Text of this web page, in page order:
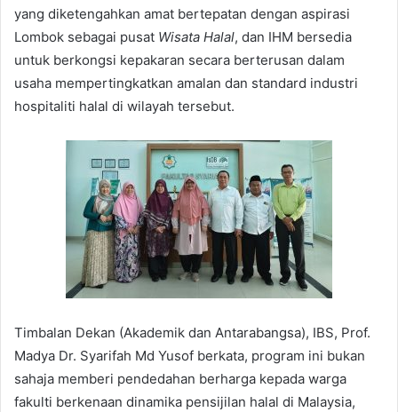
yang diketengahkan amat bertepatan dengan aspirasi
Lombok sebagai pusat Wisata Halal, dan IHM bersedia
untuk berkongsi kepakaran secara berterusan dalam
usaha mempertingkatkan amalan dan standard industri
hospitaliti halal di wilayah tersebut.
Timbalan Dekan (Akademik dan Antarabangsa), IBS, Prof.
Madya Dr. Syarifah Md Yusof berkata, program ini bukan
sahaja memberi pendedahan berharga kepada warga
fakulti berkenaan dinamika pensijilan halal di Malaysia,